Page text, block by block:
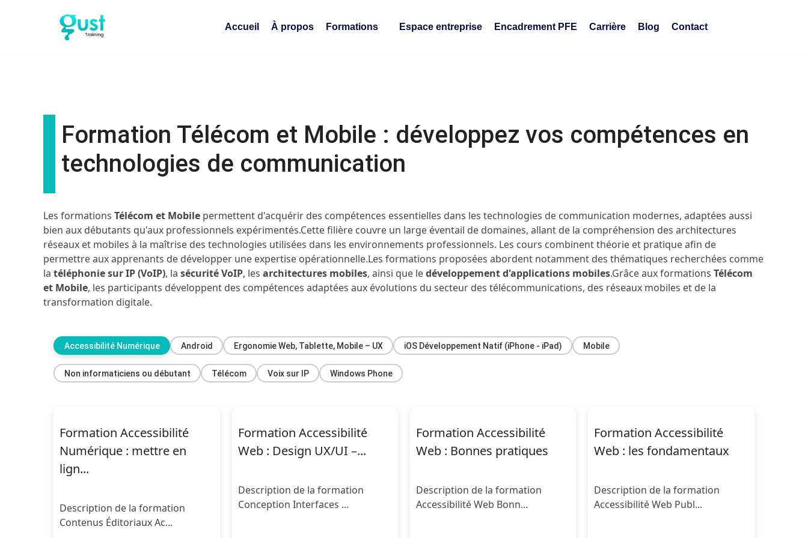
Accueil À propos Formations Espace entreprise Encadrement PFE Carrière Blog Contact
Formation Télécom et Mobile : développez vos compétences en
technologies de communication
Les formationsTélécom et Mobile permettent d'acquérir des compétences essentielles dans les technologies de communication modernes, adaptées aussi
bien aux débutants qu'aux professionnels expérimentés.Cette filière couvre un large éventail de domaines, allant de la compréhension des architectures
réseaux et mobiles à la maîtrise des technologies utilisées dans les environnements professionnels. Les cours combinent théorie et pratique afin de
permettre aux apprenants de développer une expertise opérationnelle.Les formations proposées abordent notamment des thématiques recherchées comme
latéléphonie sur IP (VoIP), lasécurité VoIP, lesarchitectures mobiles, ainsi que ledéveloppement d'applications mobiles.Grâce aux formationsTélécom
et Mobile, les participants développent des compétences adaptées aux évolutions du secteur des télécommunications, des réseaux mobiles et de la
transformation digitale.
Accessibilité Numérique Android Ergonomie Web, Tablette, Mobile – UX iOS Développement Natif (iPhone - iPad) Mobile
Non informaticiens ou débutant Télécom Voix sur IP Windows Phone
Formation Accessibilité
Numérique : mettre en
lign...
Description de la formation
Contenus Éditoriaux Ac...
Formation Accessibilité
Web : Design UX/UI –...
Description de la formation
Conception Interfaces ...
Formation Accessibilité
Web : Bonnes pratiques
Description de la formation
Accessibilité Web Bonn...
Formation Accessibilité
Web : les fondamentaux
Description de la formation
Accessibilité Web Publ...